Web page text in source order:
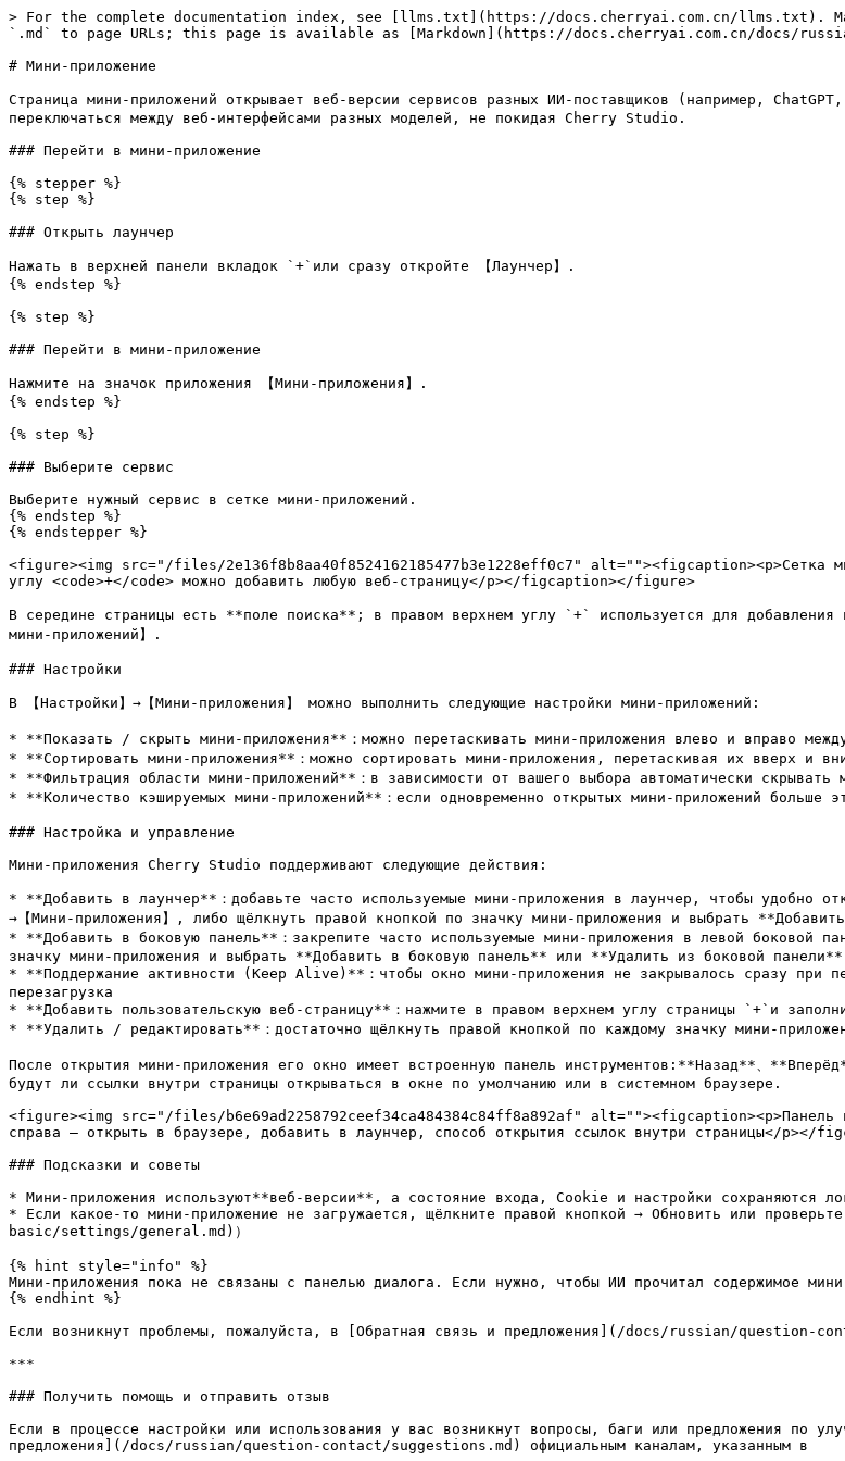
> For the complete documentation index, see [llms.txt](https://docs.cherryai.com.cn/llms.txt).
`.md` to page URLs; this page is available as [Markdown](https://docs.cherryai.com.cn/docs/
# Мини-приложение
Страница мини-приложений открывает веб-версии сервисов разных ИИ-поставщиков (например,
переключаться между веб-интерфейсами разных моделей, не покидая Cherry Studio.
### Перейти в мини-приложение
{% stepper %}
{% step %}
### Открыть лаунчер
Нажать в верхней панели вкладок `+`или сразу откройте 【Лаунчер】.
{% endstep %}
{% step %}
### Перейти в мини-приложение
Нажмите на значок приложения 【Мини-приложения】.
{% endstep %}
{% step %}
### Выберите сервис
Выберите нужный сервис в сетке мини-приложений.
{% endstep %}
{% endstepper %}
<figure><img src="/files/2e136f8b8aa40f8524162185477b3e1228eff0c7" alt=""><figcaption><p>Сетка
углу <code>+</code> можно добавить любую веб-страницу</p></figcaption></figure>
В середине страницы есть **поле поиска**; в правом верхнем углу `+` используется для добавления
мини-приложений】.
### Настройки
В 【Настройки】→【Мини-приложения】 можно выполнить следующие настройки мини-приложений:
* **Показать / скрыть мини-приложения**：можно перетаскивать мини-приложения влево и вправо
* **Сортировать мини-приложения**：можно сортировать мини-приложения, перетаскивая их вверх и
* **Фильтрация области мини-приложений**：в зависимости от вашего выбора автоматически
* **Количество кэшируемых мини-приложений**：если одновременно открытых мини-приложений
### Настройка и управление
Мини-приложения Cherry Studio поддерживают следующие действия:
* **Добавить в лаунчер**：добавьте часто используемые мини-приложения в лаунчер, чтобы удобно
→【Мини-приложения】, либо щёлкнуть правой кнопкой по значку мини-приложения и выбрать
* **Добавить в боковую панель**：закрепите часто используемые мини-приложения в левой боковой
значку мини-приложения и выбрать **Добавить в боковую панель** или **Удалить из боковой панели**
* **Поддержание активности (Keep Alive)**：чтобы окно мини-приложения не закрывалось сразу при
перезагрузка
* **Добавить пользовательскую веб-страницу**：нажмите в правом верхнем углу страницы `+`и
* **Удалить / редактировать**：достаточно щёлкнуть правой кнопкой по каждому значку мини-
После открытия мини-приложения его окно имеет встроенную панель инструментов:**Назад**、
будут ли ссылки внутри страницы открываться в окне по умолчанию или в системном браузере.
<figure><img src="/files/b6e69ad2258792ceef34ca484384c84ff8a892af" alt=""><figcaption><p>Панель
справа — открыть в браузере, добавить в лаунчер, способ открытия ссылок внутри страницы</p></
### Подсказки и советы
* Мини-приложения используют**веб-версии**, а состояние входа, Cookie и настройки сохраняются
* Если какое-то мини-приложение не загружается, щёлкните правой кнопкой → Обновить или
basic/settings/general.md)）
{% hint style="info" %}
Мини-приложения пока не связаны с панелью диалога. Если нужно, чтобы ИИ прочитал содержимое
{% endhint %}
Если возникнут проблемы, пожалуйста, в [Обратная связь и предложения](/docs/russian/question-
***
### Получить помощь и отправить отзыв
Если в процессе настройки или использования у вас возникнут вопросы, баги или предложения по
предложения](/docs/russian/question-contact/suggestions.md) официальным каналам, указанным в